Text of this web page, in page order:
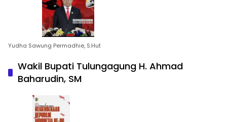
Yudha Sawung Permadhie, S.Hut
Wakil Bupati Tulungagung H. Ahmad
Baharudin, SM